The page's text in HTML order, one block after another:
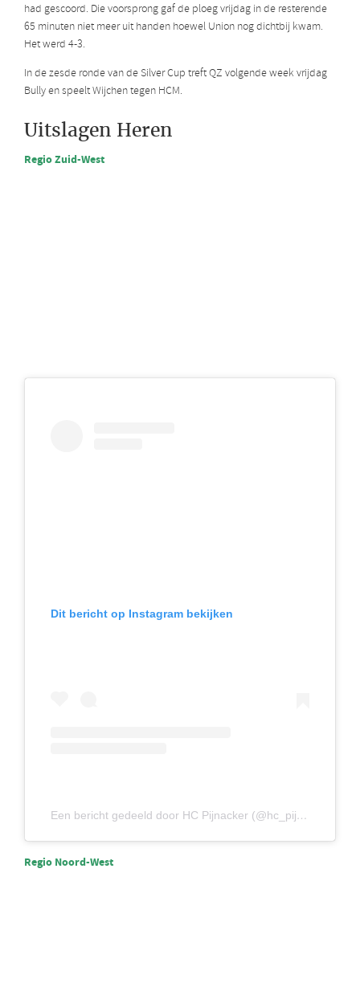
had gescoord. Die voorsprong gaf de ploeg vrijdag in de resterende
65 minuten niet meer uit handen hoewel Union nog dichtbij kwam.
Het werd 4-3.
In de zesde ronde van de Silver Cup treft QZ volgende week vrijdag
Bully en speelt Wijchen tegen HCM.
Uitslagen Heren
Regio Zuid-West
Dit bericht op Instagram bekijken
Een bericht gedeeld door HC Pijnacker (@hc_pijnacker)
Regio Noord-West